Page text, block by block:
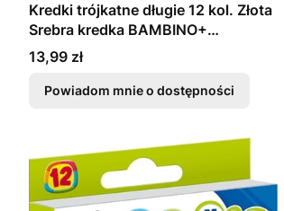
Kredki trójkatne długie 12 kol. Złota
Srebra kredka BAMBINO+
temperówka
Cena
13,99 zł
Powiadom mnie o dostępności